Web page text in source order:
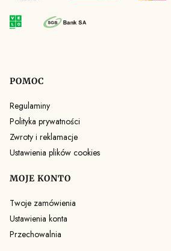
Linki w stopce
POMOC
Regulaminy
Polityka prywatności
Zwroty i reklamacje
Ustawienia plików cookies
MOJE KONTO
Twoje zamówienia
Ustawienia konta
Przechowalnia